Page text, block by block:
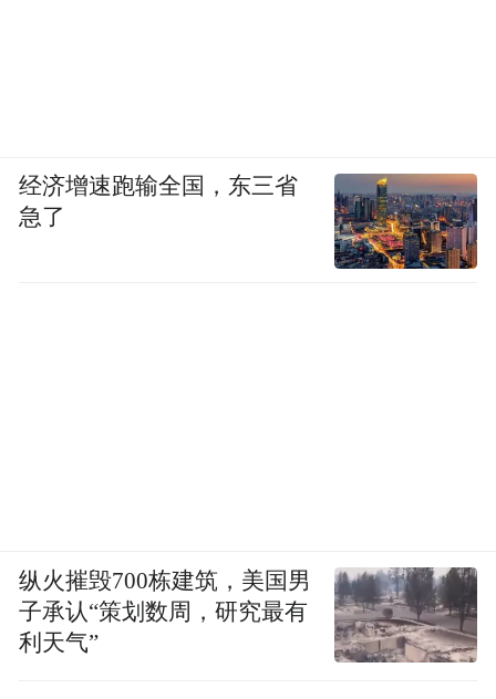
经济增速跑输全国，东三省
急了
纵火摧毁700栋建筑，美国男
子承认“策划数周，研究最有
利天气”